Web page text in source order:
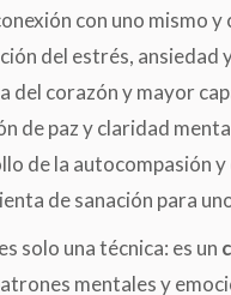
con uno mismo y
del estrés, ansiedad
del corazón y mayor
de paz y claridad
de la autocompasión
de sanación para
solo una técnica: es un
mentales y